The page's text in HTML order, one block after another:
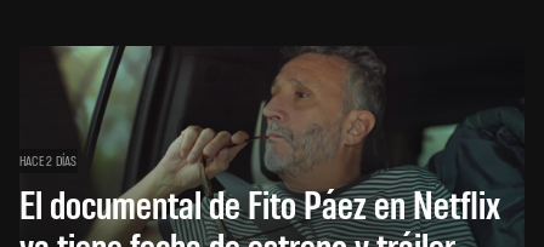
HACE 2 DÍAS
El documental de Fito Páez en Netflix